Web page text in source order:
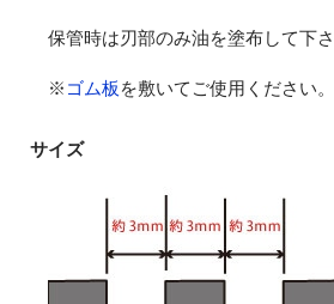
保管時は刃部のみ油を塗布して下さ
※ ゴム板 を敷いてご使用ください。
サイズ